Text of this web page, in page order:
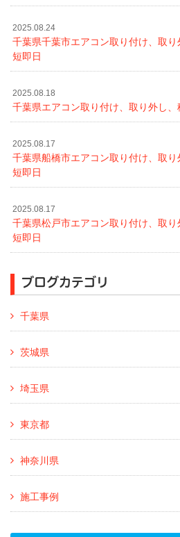
2025.08.24
千葉県千葉市エアコン取り付け、取
短即日
2025.08.18
千葉県エアコン取り付け、取り外し
2025.08.17
千葉県船橋市エアコン取り付け、取
短即日
2025.08.17
千葉県松戸市エアコン取り付け、取
短即日
ブログカテゴリ
千葉県
茨城県
埼玉県
東京都
神奈川県
施工事例